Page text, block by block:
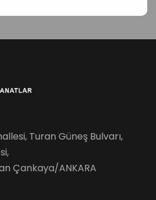
Turan Güneş Bulvarı,
Çankaya/ANKARA